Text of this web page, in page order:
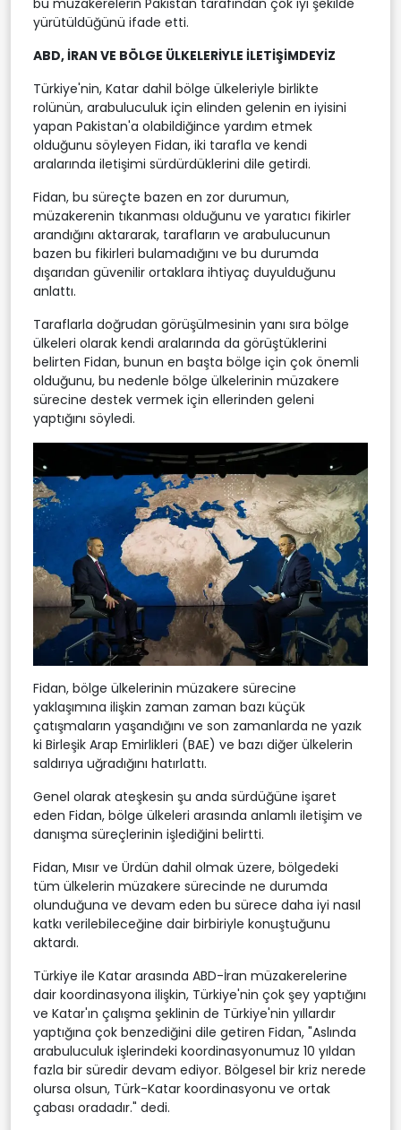
yürütüldüğünü ifade etti.
ABD, İRAN VE BÖLGE ÜLKELERİYLE İLETİŞİMDEYİZ
Türkiye'nin, Katar dahil bölge ülkeleriyle birlikte
rolünün, arabuluculuk için elinden gelenin en iyisini
yapan Pakistan'a olabildiğince yardım etmek
olduğunu söyleyen Fidan, iki tarafla ve kendi
aralarında iletişimi sürdürdüklerini dile getirdi.
Fidan, bu süreçte bazen en zor durumun,
müzakerenin tıkanması olduğunu ve yaratıcı fikirler
arandığını aktararak, tarafların ve arabulucunun
bazen bu fikirleri bulamadığını ve bu durumda
dışarıdan güvenilir ortaklara ihtiyaç duyulduğunu
anlattı.
Taraflarla doğrudan görüşülmesinin yanı sıra bölge
ülkeleri olarak kendi aralarında da görüştüklerini
belirten Fidan, bunun en başta bölge için çok önemli
olduğunu, bu nedenle bölge ülkelerinin müzakere
sürecine destek vermek için ellerinden geleni
yaptığını söyledi.
Fidan, bölge ülkelerinin müzakere sürecine
yaklaşımına ilişkin zaman zaman bazı küçük
çatışmaların yaşandığını ve son zamanlarda ne yazık
ki Birleşik Arap Emirlikleri (BAE) ve bazı diğer ülkelerin
saldırıya uğradığını hatırlattı.
Genel olarak ateşkesin şu anda sürdüğüne işaret
eden Fidan, bölge ülkeleri arasında anlamlı iletişim ve
danışma süreçlerinin işlediğini belirtti.
Fidan, Mısır ve Ürdün dahil olmak üzere, bölgedeki
tüm ülkelerin müzakere sürecinde ne durumda
olunduğuna ve devam eden bu sürece daha iyi nasıl
katkı verilebileceğine dair birbiriyle konuştuğunu
aktardı.
Türkiye ile Katar arasında ABD-İran müzakerelerine
dair koordinasyona ilişkin, Türkiye'nin çok şey yaptığını
ve Katar'ın çalışma şeklinin de Türkiye'nin yıllardır
yaptığına çok benzediğini dile getiren Fidan, "Aslında
arabuluculuk işlerindeki koordinasyonumuz 10 yıldan
fazla bir süredir devam ediyor. Bölgesel bir kriz nerede
olursa olsun, Türk-Katar koordinasyonu ve ortak
çabası oradadır." dedi.